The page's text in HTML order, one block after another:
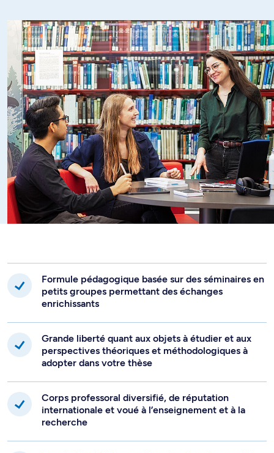
Formule pédagogique basée sur des séminaires en
petits groupes permettant des échanges
enrichissants
Grande liberté quant aux objets à étudier et aux
perspectives théoriques et méthodologiques à
adopter dans votre thèse
Corps professoral diversifié, de réputation
internationale et voué à l’enseignement et à la
recherche